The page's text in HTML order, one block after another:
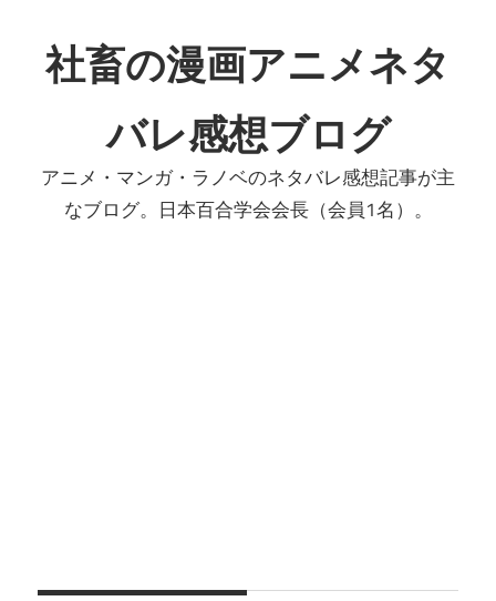
ン
テ
へ
社畜の漫画アニメネタ
バレ感想ブログ
アニメ・マンガ・ラノベのネタバレ感想記事が主
なブログ。日本百合学会会長（会員1名）。